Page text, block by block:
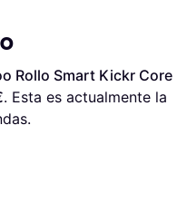
Rollo Smart Kickr Core
. Esta es actualmente la